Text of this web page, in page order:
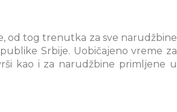
od tog trenutka za sve narudžbine
Srbije. Uobičajeno vreme za
kao i za narudžbine primljene u